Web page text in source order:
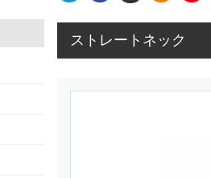
ストレートネック